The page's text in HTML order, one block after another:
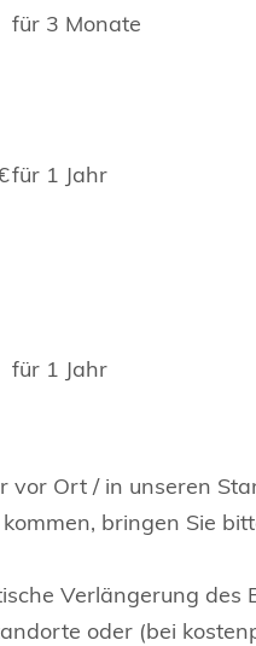
für 3 Monate
für 1 Jahr
für 1 Jahr
vor Ort / in unseren
bringen Sie
Verlängerung des
oder (bei